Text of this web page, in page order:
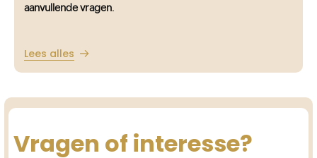
aanvullende vragen.
Lees alles
Vragen of interesse?